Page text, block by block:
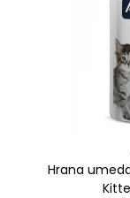
Hrana